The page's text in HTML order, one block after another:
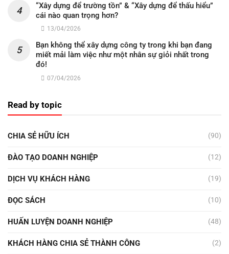
“Xây dựng để trường tồn” & “Xây dựng để thấu hiểu”
cái nào quan trọng hơn?
13/04/2026
Bạn không thể xây dựng công ty trong khi bạn đang
miết mải làm việc như một nhân sự giỏi nhất trong
đó!
07/04/2026
Read by topic
CHIA SẺ HỮU ÍCH (90)
ĐÀO TẠO DOANH NGHIỆP (12)
DỊCH VỤ KHÁCH HÀNG (19)
ĐỌC SÁCH (10)
HUẤN LUYỆN DOANH NGHIỆP (48)
KHÁCH HÀNG CHIA SẺ THÀNH CÔNG (2)